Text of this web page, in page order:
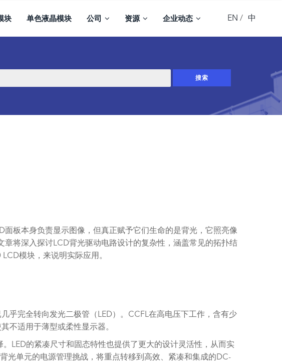
块 单色液晶模块 公司 资源 企业动态 EN 中
板本身负责显示图像，但真正赋予它们生命的是背光，它照亮像
将深入探讨LCD背光驱动电路设计的复杂性，涵盖常见的拓扑结
模块，来说明实际应用。
乎完全转向发光二极管（LED）。CCFL在高电压下工作，含有少
不适用于薄型或柔性显示器。
LED的紧凑尺寸和固态特性也提供了更大的设计灵活性，从而实
光单元的电源管理挑战，将重点转移到高效、紧凑和集成的DC-